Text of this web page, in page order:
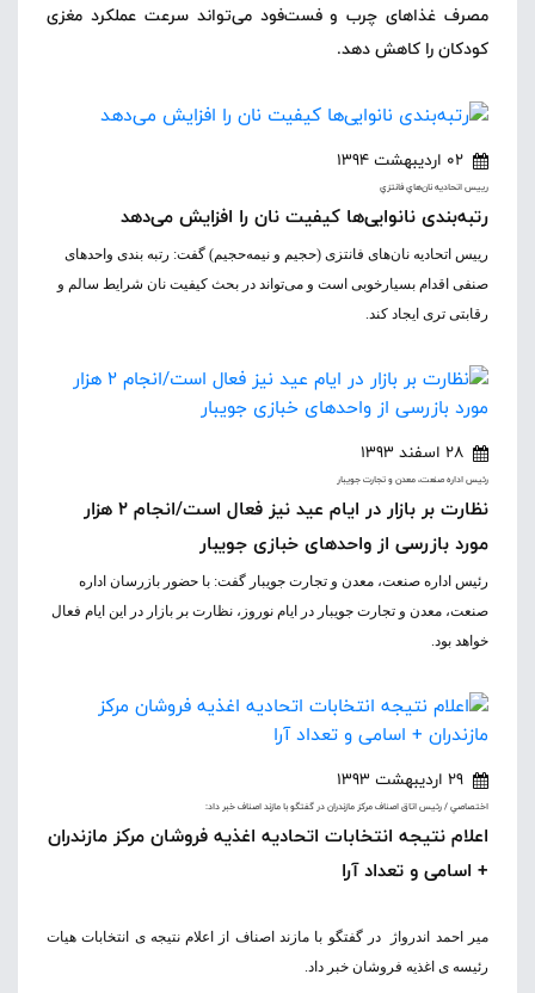
مصرف غذاهای چرب و فست‌فود می‌تواند سرعت عملکرد مغزی
کودکان را کاهش دهد.
02 اردیبهشت 1394
رييس اتحاديه نان‌هاي فانتزي
رتبه‌بندی نانوایی‌ها کیفیت نان را افزایش می‌دهد
رییس اتحادیه نان‌های فانتزی (حجیم و نیمه‌حجیم) گفت: رتبه بندی واحدهای
صنفی اقدام بسیارخوبی است و می‌تواند در بحث کیفیت نان شرایط سالم و
رقابتی تری ایجاد کند.
28 اسفند 1393
رئيس اداره صنعت، معدن و تجارت جويبار
نظارت بر بازار در ایام عید نیز فعال است/انجام 2 هزار
مورد بازرسی از واحدهای خبازی جویبار
رئیس اداره صنعت، معدن و تجارت جویبار گفت: با حضور بازرسان اداره
صنعت، معدن و تجارت جویبار در ایام نوروز، نظارت بر بازار در این ایام فعال
خواهد بود.
29 اردیبهشت 1393
اختصاصي / رئيس اتاق اصناف مرکز مازندران در گفتگو با مازند اصناف خبر داد:
اعلام نتیجه انتخابات اتحادیه اغذیه فروشان مرکز مازندران
+ اسامی و تعداد آرا
میر احمد اندرواژ در گفتگو با مازند اصناف از اعلام نتیجه ی انتخابات هیات
رئیسه ی اغذیه فروشان خبر داد.